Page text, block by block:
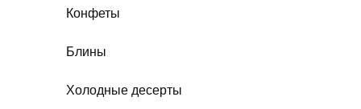
Конфеты
Блины
Холодные десерты